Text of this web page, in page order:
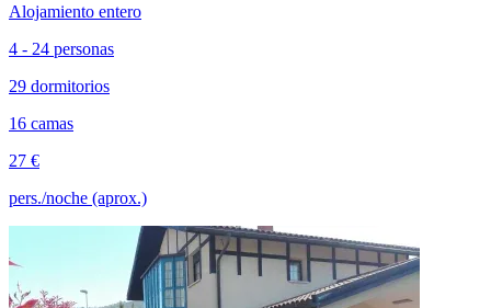
Alojamiento entero
4 - 24 personas
29 dormitorios
16 camas
27 €
pers./noche (aprox.)